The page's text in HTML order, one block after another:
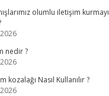
olumlu iletişim kurmayı
nedir ?
kozalağı Nasıl Kullanılır ?